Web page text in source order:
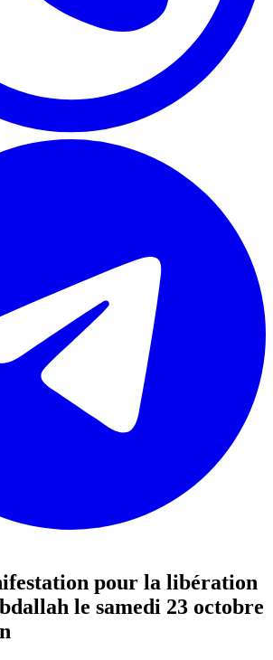
pour la libération
le samedi 23 octobre